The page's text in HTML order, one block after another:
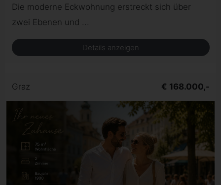
Die moderne Eckwohnung erstreckt sich über
zwei Ebenen und ...
Details anzeigen
Graz € 168.000,-